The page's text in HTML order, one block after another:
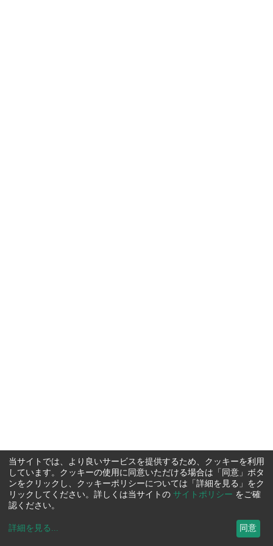
当サイトでは、より良いサービスを提供するため、クッキーを利用
しています。クッキーの使用に同意いただける場合は「同意」ボタ
ンをクリックし、クッキーポリシーについては「詳細を見る」をク
リックしてください。詳しくは当サイトの サイトポリシー をご確
認ください。
詳細を見る ... 同意